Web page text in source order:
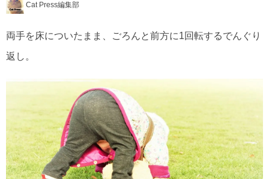
Cat Press編集部
両手を床についたまま、ごろんと前方に1回転するでんぐり
返し。